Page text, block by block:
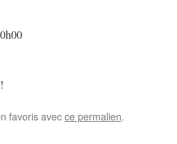
favoris avecce permalien.